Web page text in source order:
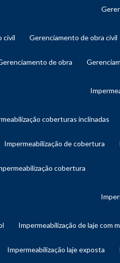
civil gerenciamento de obra civil
gerenciamento de obra
coberturas inclinadas
impermeabilização de cobertura
cobertura
impermeabilização de laje com
impermeabilização laje exposta